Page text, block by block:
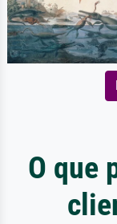
O que